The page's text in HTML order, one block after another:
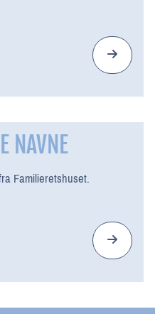
NAVNE
Familieretshuset.